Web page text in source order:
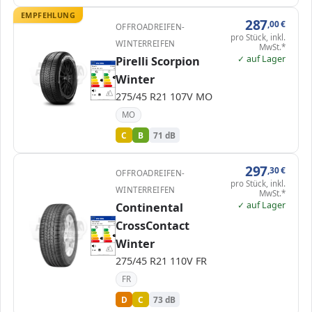
EMPFEHLUNG
ENERG 595419
Pirelli 2710800
275/45 R21 107V C1
A
B
C C
D
E
A
B B
C
D
E
71 dB
OFFROADREIFEN-
WINTERREIFEN
Pirelli Scorpion
Winter
275/45 R21 107V MO
MO
C B 71 dB
287,00€
pro Stück, inkl.
MwSt.*
✓ auf Lager
ENERG 482473
Continental 0354280000
275/45 R21 110V C1
A
B
C
D
D
E
A
B
C C
D
E
73 dB
OFFROADREIFEN-
WINTERREIFEN
Continental
CrossContact
Winter
275/45 R21 110V FR
FR
D C 73 dB
297,30€
pro Stück, inkl.
MwSt.*
✓ auf Lager